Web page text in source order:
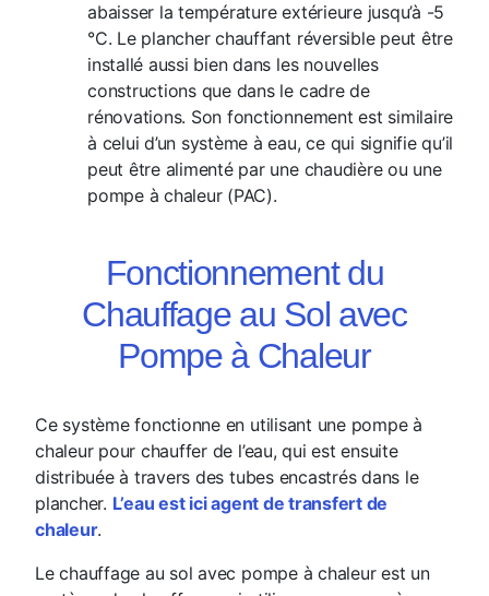
abaisser la température extérieure jusqu’à -5
°C. Le plancher chauffant réversible peut être
installé aussi bien dans les nouvelles
constructions que dans le cadre de
rénovations. Son fonctionnement est similaire
à celui d’un système à eau, ce qui signifie qu’il
peut être alimenté par une chaudière ou une
pompe à chaleur (PAC).
Fonctionnement du
Chauffage au Sol avec
Pompe à Chaleur
Ce système fonctionne en utilisant une pompe à
chaleur pour chauffer de l’eau, qui est ensuite
distribuée à travers des tubes encastrés dans le
plancher. L’eau est ici agent de transfert de
chaleur.
Le chauffage au sol avec pompe à chaleur est un